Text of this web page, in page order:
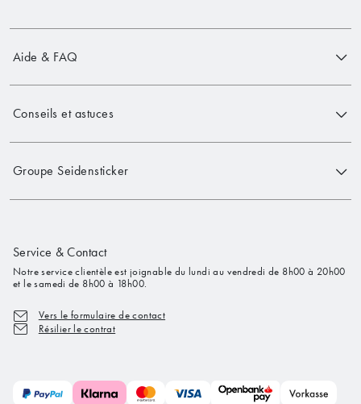
Aide & FAQ
Conseils et astuces
Groupe Seidensticker
Service & Contact
Notre service clientèle est joignable du lundi au vendredi de 8h00 à 20h00
et le samedi de 8h00 à 18h00.
Vers le formulaire de contact
Résilier le contrat